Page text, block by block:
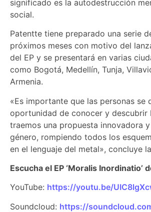
significado es la autodestrucción
social.
Patentte tiene preparado una serie
próximos meses con motivo del
del EP y se presentará en varias
como Bogotá, Medellín, Tunja,
Armenia.
«Es importante que las personas se
oportunidad de conocer y descubrir
traemos una propuesta innovadora
género, rompiendo todos los
en el lenguaje del metal», concluye
Escucha el EP ‘Moralis Inordinatio’
YouTube: https://youtu.be/
Soundcloud: https://